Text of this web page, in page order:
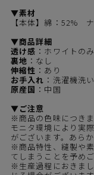
▼素材
【本体】綿：52%
▼商品詳細
透け感 ：ホワイトの
裏地 ：なし
伸縮性 ：あり
お手入れ ：洗濯機洗
原産国 ：中国
▼ご注意
※商品の色味につき
モニタ環境により実
がございます。あら
※商品特性、縫製や
てしまうことを予め
※生産過程におきま